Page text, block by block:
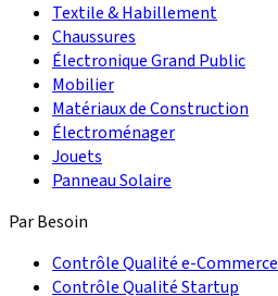
Textile & Habillement
Chaussures
Électronique Grand Public
Mobilier
Matériaux de Construction
Électroménager
Jouets
Panneau Solaire
Par Besoin
Contrôle Qualité e-Commerce
Contrôle Qualité Startup